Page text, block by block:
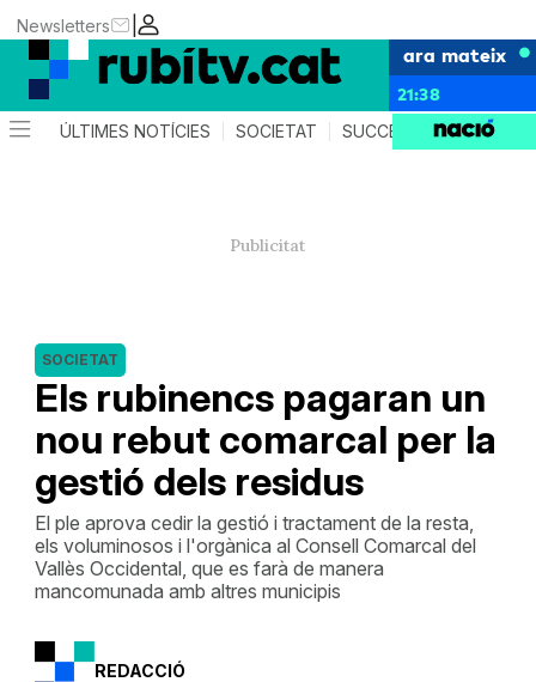
|
Newsletters
ara mateix
21:38
ÚLTIMES NOTÍCIES SOCIETAT SUCCESSOS
Els rubinencs pagaran un
nou rebut comarcal per la
gestió dels residus
SOCIETAT
El ple aprova cedir la gestió i tractament de la resta,
els voluminosos i l'orgànica al Consell Comarcal del
Vallès Occidental, que es farà de manera
mancomunada amb altres municipis
REDACCIÓ